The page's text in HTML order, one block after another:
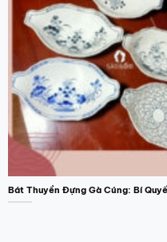
Bát Thuyền Đựng Gà Cúng: Bí